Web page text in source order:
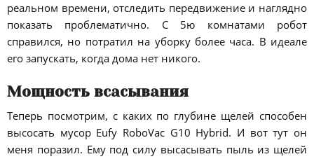
реальном времени, отследить передвижение и наглядно
показать проблематично. С 5ю комнатами робот
справился, но потратил на уборку более часа. В идеале
его запускать, когда дома нет никого.
Мощность всасывания
Теперь посмотрим, с каких по глубине щелей способен
высосать мусор Eufy RoboVac G10 Hybrid. И вот тут он
меня поразил. Ему под силу высасывать пыль из щелей